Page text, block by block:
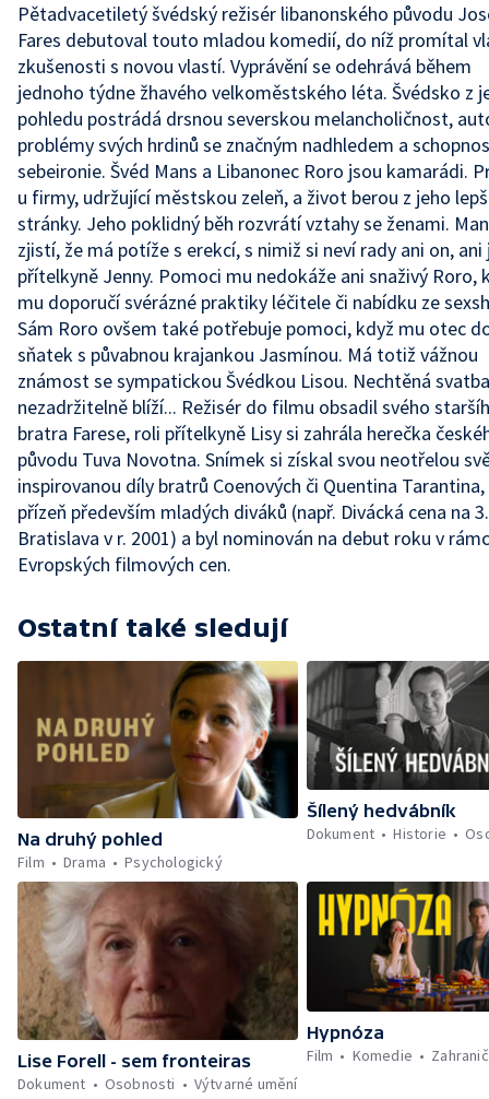
Pětadvacetiletý švédský režisér libanonského původu
Fares debutoval touto mladou komedií, do níž promítal
zkušenosti s novou vlastí. Vyprávění se odehrává během
jednoho týdne žhavého velkoměstského léta. Švédsko z
pohledu postrádá drsnou severskou melancholičnost,
problémy svých hrdinů se značným nadhledem a
sebeironie. Švéd Mans a Libanonec Roro jsou kamarádi.
u firmy, udržující městskou zeleň, a život berou z jeho
stránky. Jeho poklidný běh rozvrátí vztahy se ženami.
zjistí, že má potíže s erekcí, s nimiž si neví rady ani on, ani
přítelkyně Jenny. Pomoci mu nedokáže ani snaživý Roro,
mu doporučí svérázné praktiky léčitele či nabídku ze
Sám Roro ovšem také potřebuje pomoci, když mu otec
sňatek s půvabnou krajankou Jasmínou. Má totiž vážnou
známost se sympatickou Švédkou Lisou. Nechtěná
nezadržitelně blíží... Režisér do filmu obsadil svého
bratra Farese, roli přítelkyně Lisy si zahrála herečka
původu Tuva Novotna. Snímek si získal svou neotřelou
inspirovanou díly bratrů Coenových či Quentina Tarantina,
přízeň především mladých diváků (např. Divácká cena na
Bratislava v r. 2001) a byl nominován na debut roku v
Evropských filmových cen.
Ostatní také sledují
Na druhý pohled
Film
Drama Psychologický
Šílený hedvábník
Dokument
Historie
Lise Forell - sem fronteiras
Dokument
Osobnosti Výtvarné umění
Hypnóza
Film
Komedie